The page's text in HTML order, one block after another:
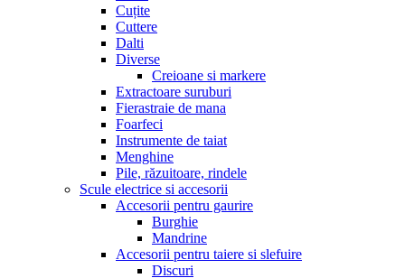
Cuțite
Cuttere
Dalti
Diverse
Creioane si markere
Extractoare suruburi
Fierastraie de mana
Foarfeci
Instrumente de taiat
Menghine
Pile, răzuitoare, rindele
Scule electrice si accesorii
Accesorii pentru gaurire
Burghie
Mandrine
Accesorii pentru taiere si slefuire
Discuri